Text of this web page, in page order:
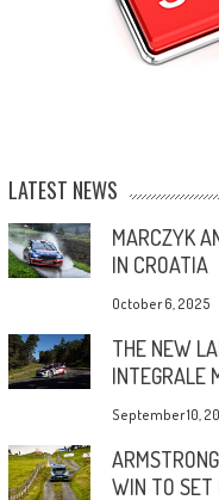
LATEST NEWS
MARCZYK
IN CROATIA
October 6, 2025
THE NEW
INTEGRALE
September 10,
WIN TO SET